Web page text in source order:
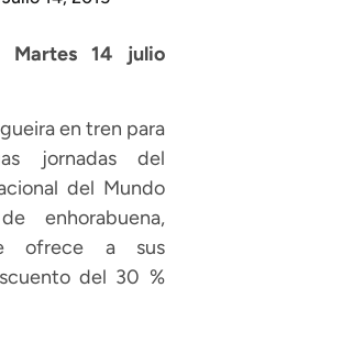
Martes 14 julio
en tren para
jornadas del
del Mundo
enhorabuena,
ofrece a sus
del 30 %